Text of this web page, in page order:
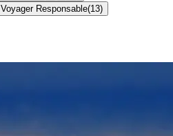
Voyager Responsable(13)